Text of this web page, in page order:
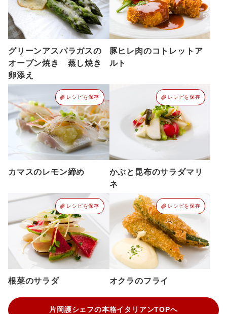
グリーンアスパラガスの
オーブン焼き 蒸し焼き
卵添え
豚ヒレ肉のコトレットア
ルト
レシピを保存
カマスのレモン締め
レシピを保存
かぶと昆布のサラダマリ
ネ
レシピを保存
根菜のサラダ
レシピを保存
オクラのフライ
片岡護シェフの本格イタリアンTOPへ